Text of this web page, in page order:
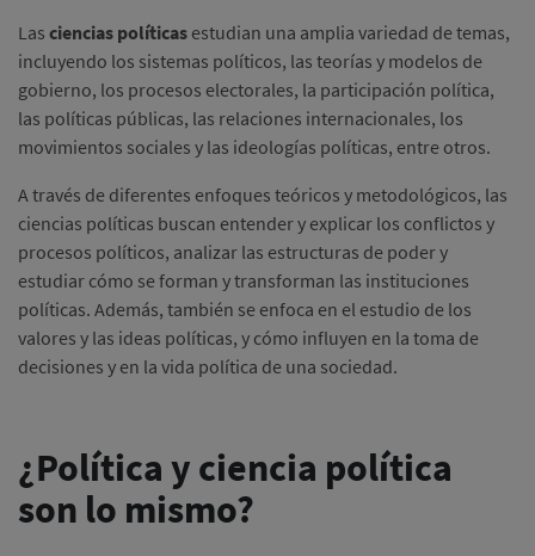
Las ciencias políticas estudian una amplia variedad de temas,
incluyendo los sistemas políticos, las teorías y modelos de
gobierno, los procesos electorales, la participación política,
las políticas públicas, las relaciones internacionales, los
movimientos sociales y las ideologías políticas, entre otros.
A través de diferentes enfoques teóricos y metodológicos, las
ciencias políticas buscan entender y explicar los conflictos y
procesos políticos, analizar las estructuras de poder y
estudiar cómo se forman y transforman las instituciones
políticas. Además, también se enfoca en el estudio de los
valores y las ideas políticas, y cómo influyen en la toma de
decisiones y en la vida política de una sociedad.
¿Política y ciencia política
son lo mismo?